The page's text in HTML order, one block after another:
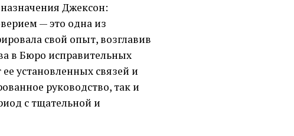
Джексон:
— это одна из
свой опыт, возглавив
в Бюро исправительных
установленных связей и
руководство, так и
с тщательной и